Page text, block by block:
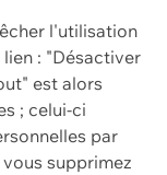
l'utilisation
: "Désactiver
est alors
; celui-ci
par
supprimez